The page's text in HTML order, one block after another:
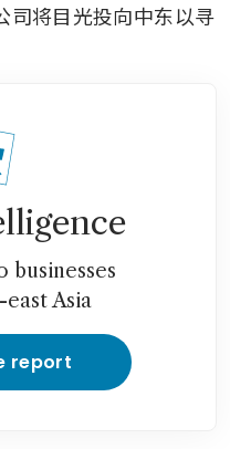
司将目光投向中东以寻
businesses
Asia
report